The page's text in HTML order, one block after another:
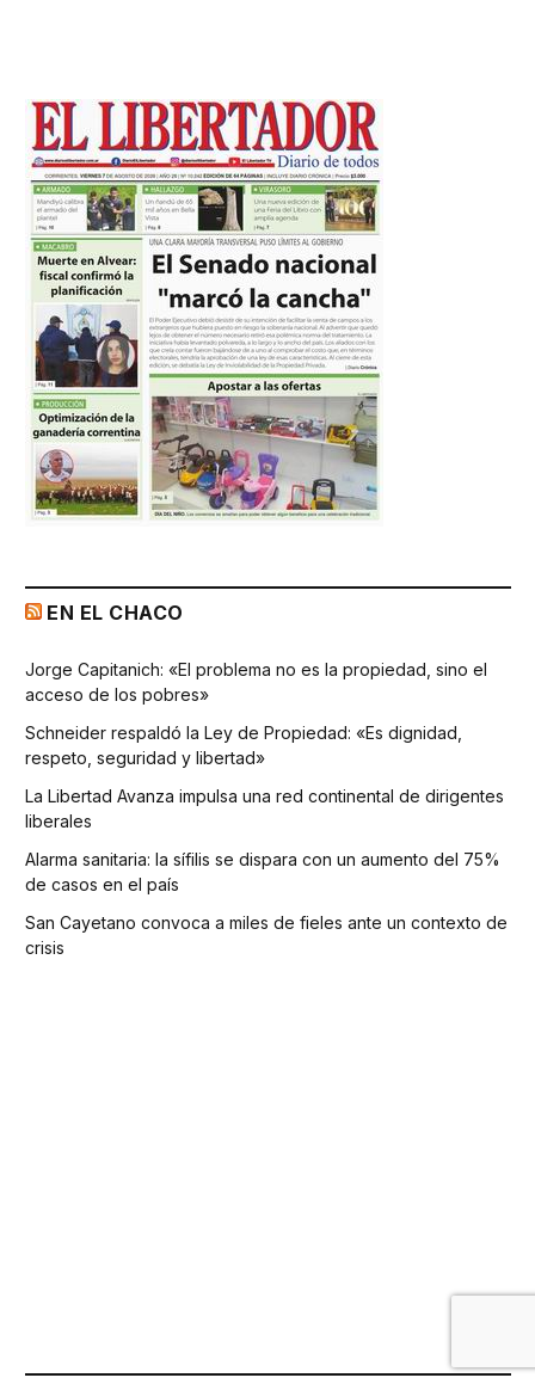
EN EL CHACO
Jorge Capitanich: «El problema no es la propiedad, sino el
acceso de los pobres»
Schneider respaldó la Ley de Propiedad: «Es dignidad,
respeto, seguridad y libertad»
La Libertad Avanza impulsa una red continental de dirigentes
liberales
Alarma sanitaria: la sífilis se dispara con un aumento del 75%
de casos en el país
San Cayetano convoca a miles de fieles ante un contexto de
crisis